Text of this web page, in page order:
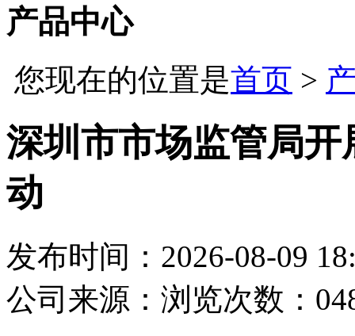
产品中心
您现在的位置是首页 >
深圳市市场监管局
动
发布时间：2026-08-09
公司 来源： 浏览次数：